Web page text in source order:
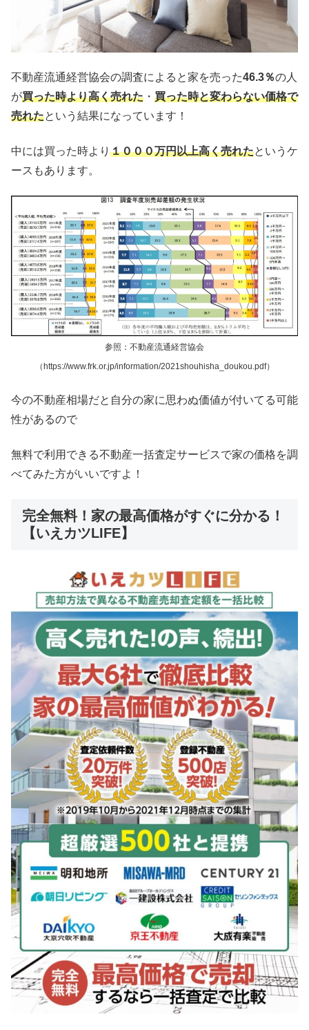
不動産流通経営協会の調査によると家を売った46.3％の人
が買った時より高く売れた ・ 買った時と変わらない価格で
売れたという結果になっています！
中には買った時より １０００万円以上高く売れたというケ
ースもあります。
参照：不動産流通経営協会
（https://www.frk.or.jp/information/2021shouhisha_doukou.pdf）
今の不動産相場だと自分の家に思わぬ価値が付いてる可能
性があるので
無料で利用できる不動産一括査定サービスで家の価格を調
べてみた方がいいですよ！
完全無料！家の最高価格がすぐに分かる！
【いえカツLIFE】